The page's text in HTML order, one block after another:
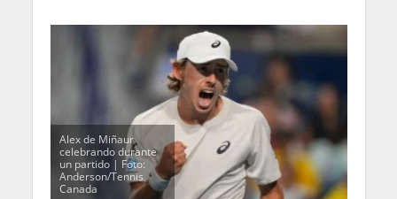
Alex de Miñaur
celebrando durante
un partido | Foto:
Anderson/Tennis
Canada